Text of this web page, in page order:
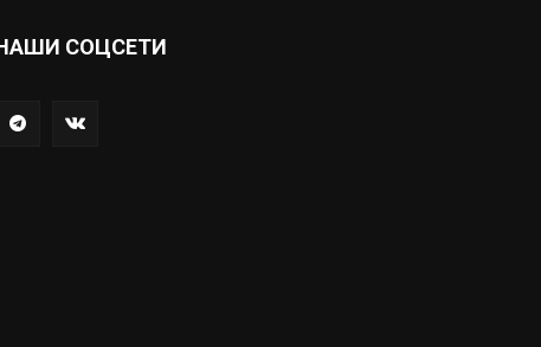
СОЦСЕТИ